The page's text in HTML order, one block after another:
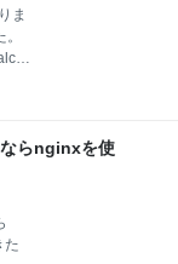
い
し
使
ま
を
リ
思
らnginxを使
た